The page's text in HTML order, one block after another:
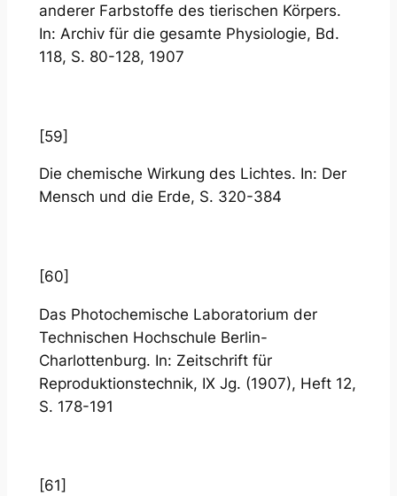
anderer Farbstoffe des tierischen Körpers.
In: Archiv für die gesamte Physiologie, Bd.
118, S. 80-128, 1907
[59]
Die chemische Wirkung des Lichtes. In: Der
Mensch und die Erde, S. 320-384
[60]
Das Photochemische Laboratorium der
Technischen Hochschule Berlin-
Charlottenburg. In: Zeitschrift für
Reproduktionstechnik, IX Jg. (1907), Heft 12,
S. 178-191
[61]